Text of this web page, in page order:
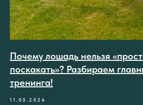
Почему лошадь нельзя
поскакать»? Разбираем
тренинга!
11.05.2026